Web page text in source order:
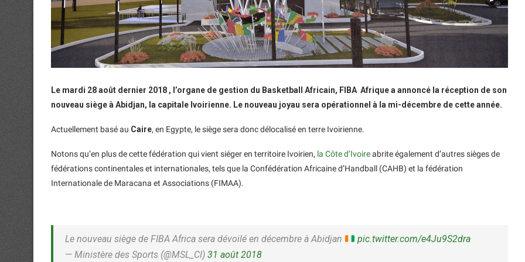
Le mardi 28 août dernier 2018 , l’organe de gestion du Basketball Africain, FIBA Afrique a annoncé la réception de son
nouveau siège à Abidjan, la capitale Ivoirienne. Le nouveau joyau sera opérationnel à la mi-décembre de cette année.
Actuellement basé au Caire, en Egypte, le siège sera donc délocalisé en terre Ivoirienne.
Notons qu’en plus de cette fédération qui vient siéger en territoire Ivoirien, la Côte d’Ivoireabrite également d’autres sièges de
fédérations continentales et internationales, tels que la Confédération Africaine d’Handball (CAHB) et la fédération
Internationale de Maracana et Associations (FIMAA).
Le nouveau siège de FIBA ​​Africa sera dévoilé en décembre à Abidjan
pic.twitter.com/e4Ju9S2dra
— Ministère des Sports (@MSL_CI) 31 août 2018